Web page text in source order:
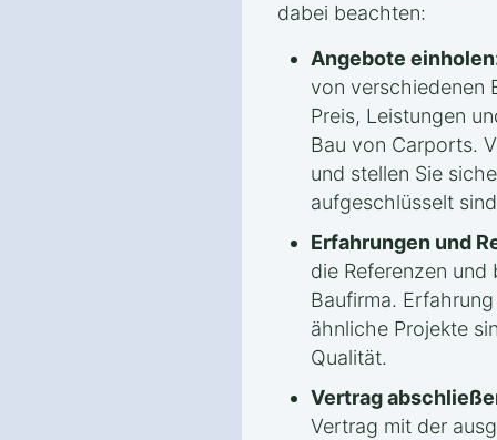
dabei beachten:
Angebote
von verschiedenen
Preis, Leistungen
Bau von Carports.
und stellen Sie
aufgeschlüsselt
Erfahrungen und
die Referenzen und
Baufirma.
ähnliche Projekte
Qualität.
Vertrag
Vertrag mit der